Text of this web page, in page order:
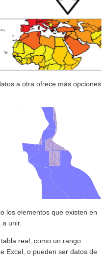
a otra ofrece más opciones
los elementos que existen en
a unir.
real, como un rango
Excel, o pueden ser datos de